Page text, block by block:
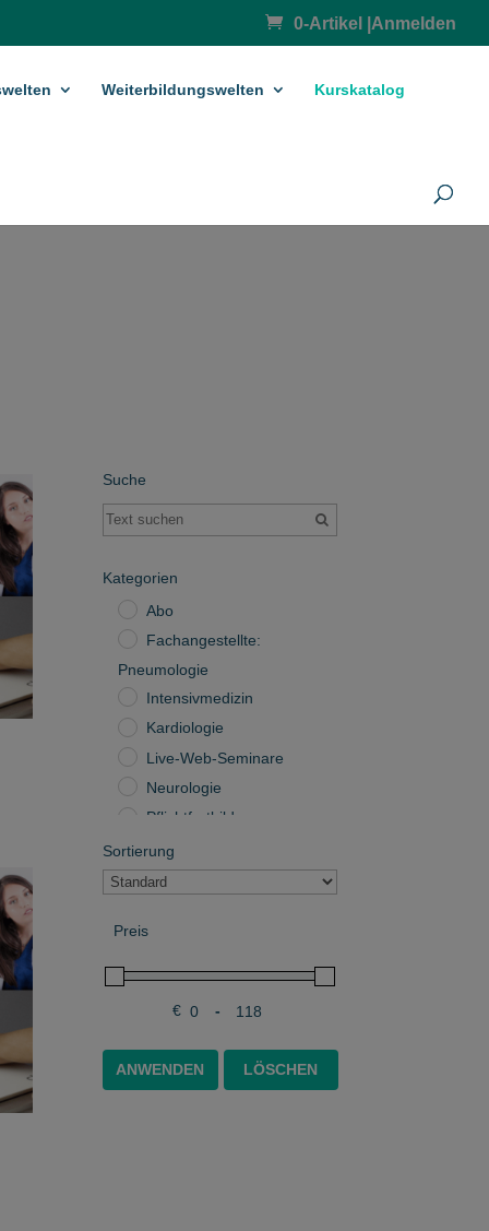
0-Artikel Anmelden
Weiterbildungswelten Kurskatalog
Suche
Kategorien
Abo
Fachangestellte:
Pneumologie
Intensivmedizin
Kardiologie
Live-Web-Seminare
Neurologie
Pflichtfortbildungen
Pneumologie
Prüfungstraining
Sortierung
Sort Products
Preis
€
Minimum Price
-
Maximum Price
ANWENDEN LÖSCHEN